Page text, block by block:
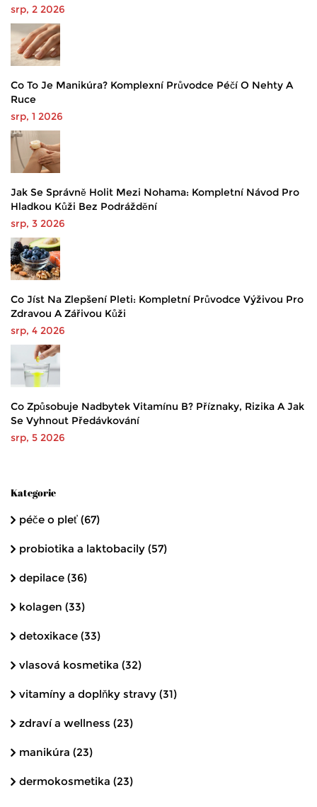
srp, 2 2026
Co To Je Manikúra? Komplexní Průvodce Péčí O Nehty A
Ruce
srp, 1 2026
Jak Se Správně Holit Mezi Nohama: Kompletní Návod Pro
Hladkou Kůži Bez Podráždění
srp, 3 2026
Co Jíst Na Zlepšení Pleti: Kompletní Průvodce Výživou Pro
Zdravou A Zářivou Kůži
srp, 4 2026
Co Způsobuje Nadbytek Vitamínu B? Příznaky, Rizika A Jak
Se Vyhnout Předávkování
srp, 5 2026
Kategorie
péče o pleť (67)
probiotika a laktobacily (57)
depilace (36)
kolagen (33)
detoxikace (33)
vlasová kosmetika (32)
vitamíny a doplňky stravy (31)
zdraví a wellness (23)
manikúra (23)
dermokosmetika (23)